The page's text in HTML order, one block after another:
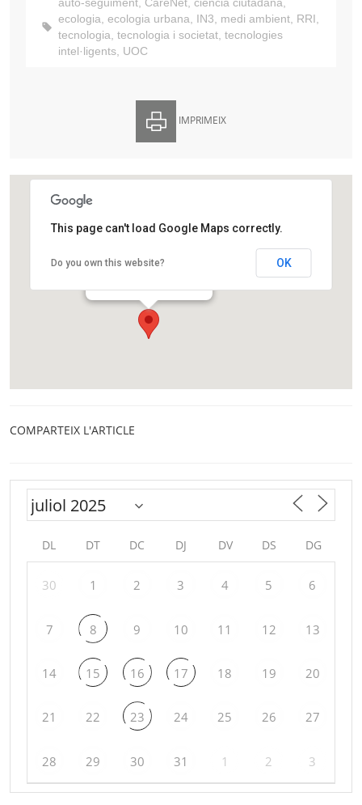
auto-seguiment, CareNet, ciència ciutadana,
ecologia, ecologia urbana, IN3, medi ambient, RRI,
tecnologia, tecnologia i societat, tecnologies
intel·ligents, UOC
IMPRIMEIX
Edifici UOC – Seu Central
Av. Tibidabo, 39-43
This page can't load Google Maps correctly.
Do you own this website? OK
COMPARTEIX L'ARTICLE
DL DT DC DJ DV DS DG
30 1 2 3 4 5 6
7 8 9 10 11 12 13
14 15 16 17 18 19 20
21 22 23 24 25 26 27
28 29 30 31 1 2 3